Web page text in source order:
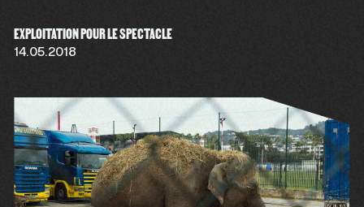
EXPLOITATION POUR LE SPECTACLE
14.05.2018